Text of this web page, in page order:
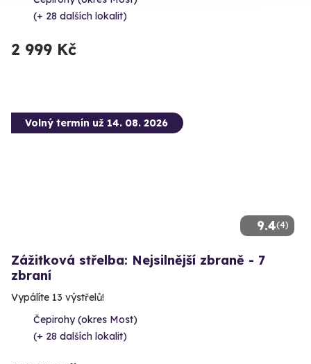
(+ 28 dalších lokalit)
2 999 Kč
9.4(4)
Volný termín už 14. 08. 2026
Zážitková střelba: Nejsilnější zbraně - 7
zbraní
Vypálíte 13 výstřelů!
Čepirohy (okres Most)
(+ 28 dalších lokalit)